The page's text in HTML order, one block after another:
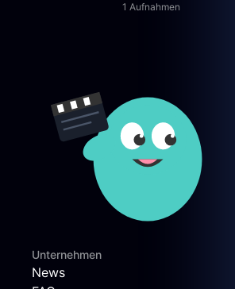
1 Aufnahmen
Unternehmen
News